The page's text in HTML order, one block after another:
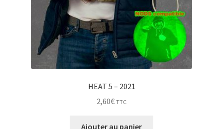
HEAT 5 – 2021
2,60€ TTC
Ajouter au panier